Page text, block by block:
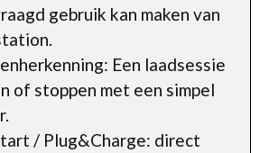
gebruik kan maken van
Een laadsessie
of stoppen met een simpel
/ Plug&Charge: direct